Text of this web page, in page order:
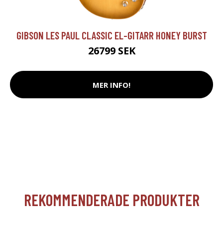
GIBSON LES PAUL CLASSIC EL-GITARR HONEY BURST
26799 SEK
MER INFO!
REKOMMENDERADE PRODUKTER